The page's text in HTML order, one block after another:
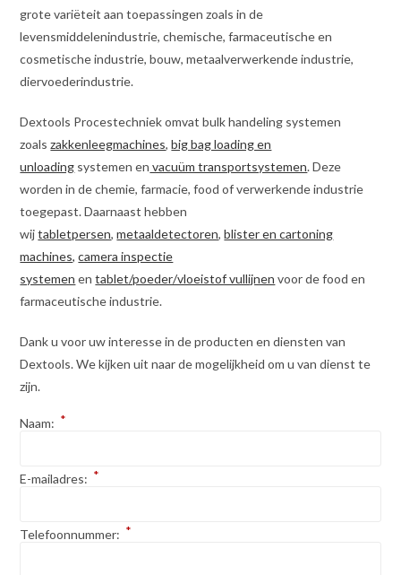
grote variëteit aan toepassingen zoals in de
levensmiddelenindustrie, chemische, farmaceutische en
cosmetische industrie, bouw, metaalverwerkende industrie,
diervoederindustrie.
Dextools Procestechniek omvat bulk handeling systemen
zoalszakkenleegmachines,big bag loading en
unloading systemen en vacuüm transportsystemen. Deze
worden in de chemie, farmacie, food of verwerkende industrie
toegepast. Daarnaast hebben
wijtabletpersen,metaaldetectoren,blister en cartoning
machines, camera inspectie
systemen entablet/poeder/vloeistof vullijnen voor de food en
farmaceutische industrie.
Dank u voor uw interesse in de producten en diensten van
Dextools. We kijken uit naar de mogelijkheid om u van dienst te
zijn.
Naam: *
E-mailadres: *
Telefoonnummer: *